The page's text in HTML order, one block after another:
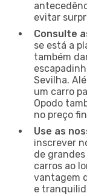
evitar
Consulte
se está a
também
Sevilha.
um carro
Opodo
no preço
Use as
inscrever
de
carros ao
vantagem
e